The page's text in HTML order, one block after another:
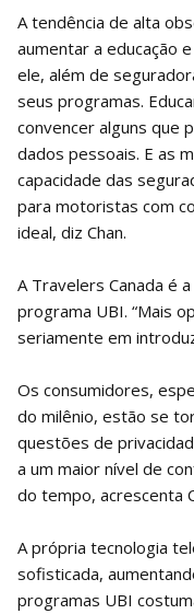
A tendência de alta
aumentar a educação
ele, além de
seus programas.
convencer alguns que
dados pessoais. E as
capacidade das
para motoristas com
ideal, diz Chan.
A Travelers Canada é
programa UBI. “Mais
seriamente em
Os consumidores,
do milênio, estão se
questões de
a um maior nível de
do tempo, acrescenta
A própria tecnologia
sofisticada,
programas UBI